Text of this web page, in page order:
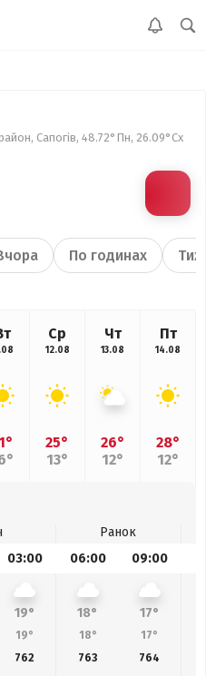
Сапогів, 48.72°Пн, 26.09°Сх
По годинах
Ср
12.08
25°
13°
Чт
13.08
26°
12°
Пт
14.08
28°
12°
Ранок
03:00 06:00 09:00
19° 18° 17°
19° 18° 17°
762 763 764